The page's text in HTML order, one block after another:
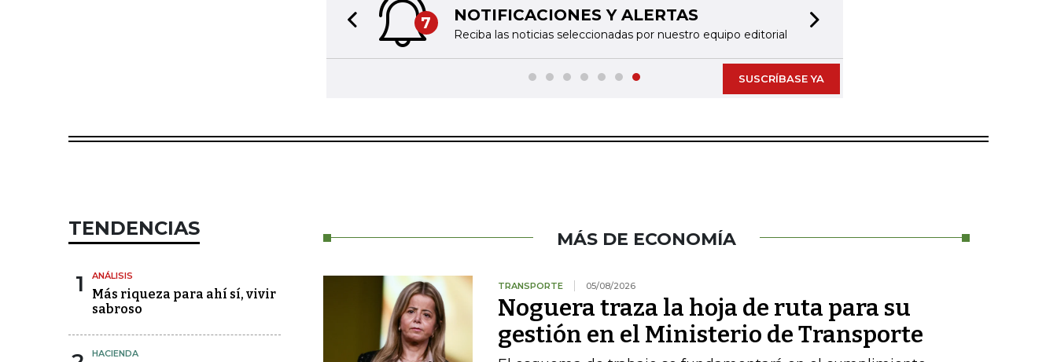
7 NOTIFICACIONES Y ALERTAS
Reciba las noticias seleccionadas por nuestro equipo editorial
Previous slide
SUSCRÍBASE YA
TENDENCIAS
1 ANÁLISIS
Más riqueza para ahí sí, vivir
sabroso
HACIENDA
MÁS DE ECONOMÍA
TRANSPORTE 05/08/2026
Noguera traza la hoja de ruta para su
gestión en el Ministerio de Transporte